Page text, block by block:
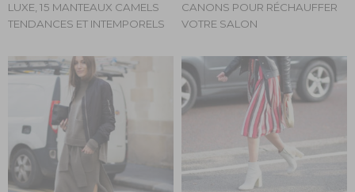
LUXE, 15 MANTEAUX CAMELS
TENDANCES ET INTEMPORELS
CANONS POUR RÉCHAUFFER
VOTRE SALON